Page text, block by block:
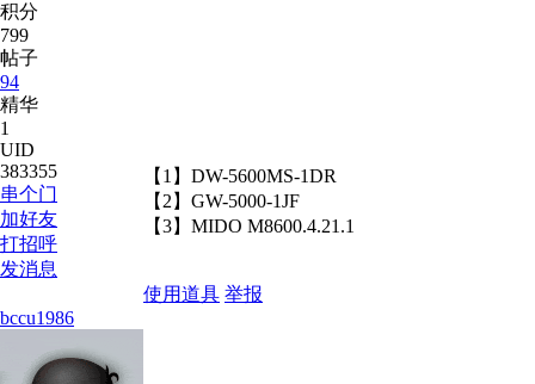
积分
799
帖子
94
精华
1
UID
383355
串个门
加好友
打招呼
发消息
【1】DW-5600MS-1DR
【2】GW-5000-1JF
【3】MIDO M8600.4.21.1
使用道具 举报
bccu1986